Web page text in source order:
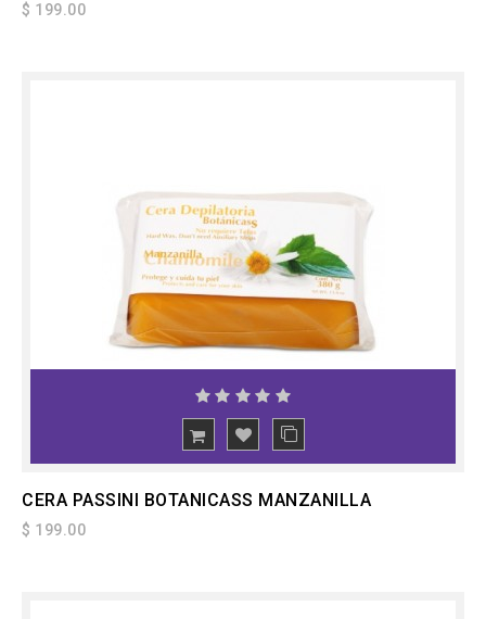
$ 199.00
CERA PASSINI BOTANICASS MANZANILLA
$ 199.00